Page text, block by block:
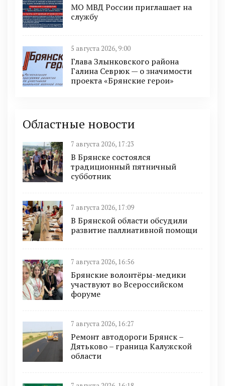
МО МВД России приглашает на
службу
5 августа 2026, 9:00
Глава Злынковского района
Галина Севрюк — о значимости
проекта «Брянские герои»
Областные новости
7 августа 2026, 17:23
В Брянске состоялся
традиционный пятничный
субботник
7 августа 2026, 17:09
В Брянской области обсудили
развитие паллиативной помощи
7 августа 2026, 16:56
Брянские волонтёры-медики
участвуют во Всероссийском
форуме
7 августа 2026, 16:27
Ремонт автодороги Брянск –
Дятьково – граница Калужской
области